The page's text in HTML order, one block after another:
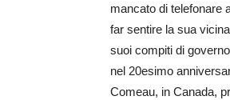
mancato di telefonare
far sentire la sua
suoi compiti di
nel 20esimo
Comeau, in Canada,